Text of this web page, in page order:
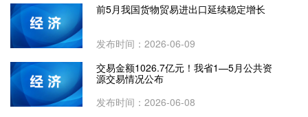
前5月我国货物贸易进出口延续稳定增长
发布时间：2026-06-09
交易金额1026.7亿元！我省1—5月公共资
源交易情况公布
发布时间：2026-06-08